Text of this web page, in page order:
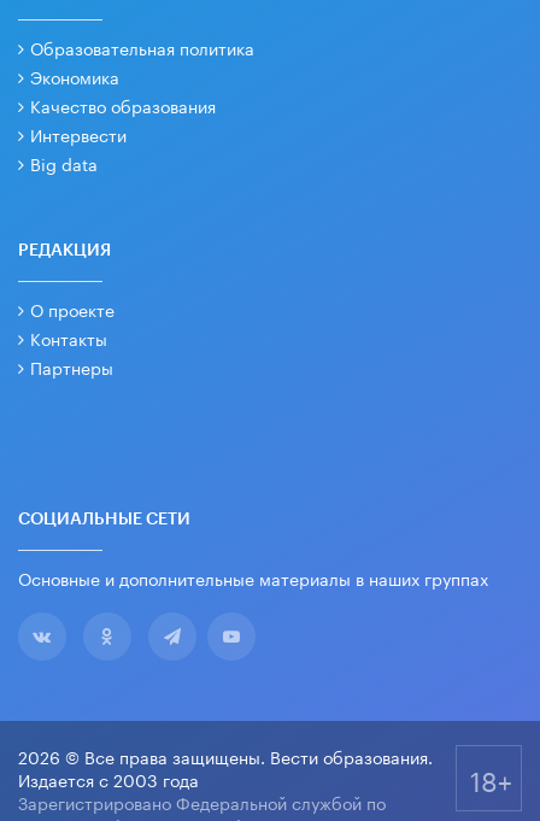
Образовательная политика
Экономика
Качество образования
Интервести
Big data
РЕДАКЦИЯ
О проекте
Контакты
Партнеры
СОЦИАЛЬНЫЕ СЕТИ
Основные и дополнительные материалы в наших группах
2026 © Все права защищены. Вести образования.
Издается с 2003 года
Зарегистрировано Федеральной службой по
18+